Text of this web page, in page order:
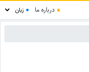
● درباره ما ●